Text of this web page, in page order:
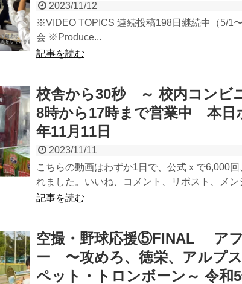
2023/11/12
※VIDEO TOPICS 連続投稿198日継続中（5/1
会 ※Produce...
記事を読む
校舎から30秒 ～ 校内コンビ
8時から17時まで営業中 本日
年11月11日
2023/11/11
こちらの動画はわずか1日で、公式ｘで6,000
れました。いいね、コメント、リポスト、メン
記事を読む
空撮・野球応援⑤FINAL ア
ー 〜攻めろ、徳栄、アルプ
ペット・トロンボーン～ 令和5